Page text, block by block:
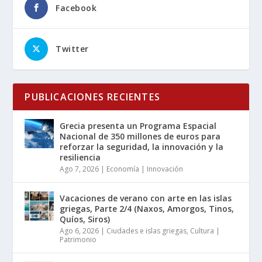
Facebook
Twitter
PUBLICACIONES RECIENTES
Grecia presenta un Programa Espacial
Nacional de 350 millones de euros para
reforzar la seguridad, la innovación y la
resiliencia
Ago 7, 2026 | Economía | Innovación
Vacaciones de verano con arte en las islas
griegas, Parte 2/4 (Naxos, Amorgos, Tinos,
Quíos, Siros)
Ago 6, 2026 | Ciudades e islas griegas, Cultura |
Patrimonio